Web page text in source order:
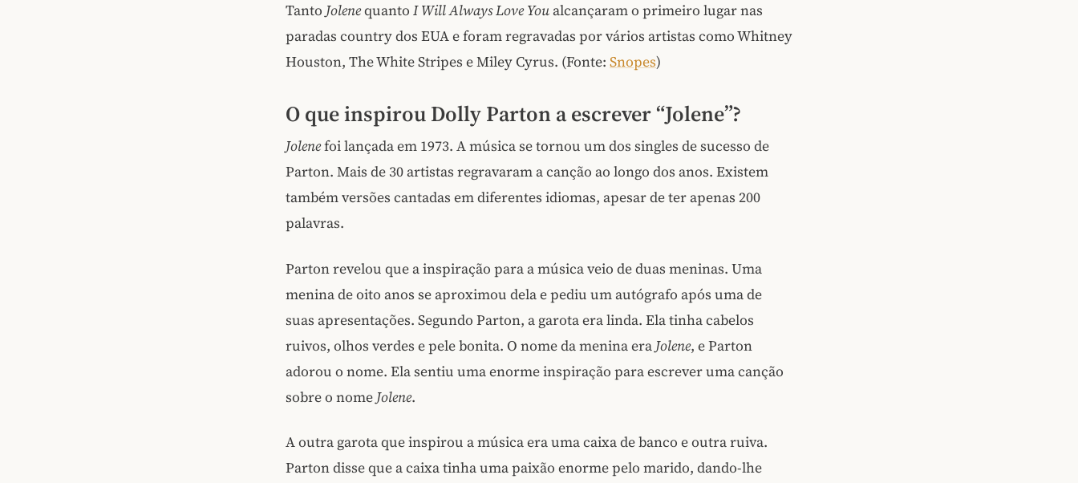
TantoJolenequanto I Will Always Love You alcançaram o primeiro lugar nas
paradas country dos EUA e foram regravadas por vários artistas como Whitney
Houston, The White Stripes e Miley Cyrus. (Fonte: Snopes)
O que inspirou Dolly Parton a escrever “Jolene”?
Jolenefoi lançada em 1973. A música se tornou um dos singles de sucesso de
Parton. Mais de 30 artistas regravaram a canção ao longo dos anos. Existem
também versões cantadas em diferentes idiomas, apesar de ter apenas 200
palavras.
Parton revelou que a inspiração para a música veio de duas meninas. Uma
menina de oito anos se aproximou dela e pediu um autógrafo após uma de
suas apresentações. Segundo Parton, a garota era linda. Ela tinha cabelos
ruivos, olhos verdes e pele bonita. O nome da menina era Jolene, e Parton
adorou o nome. Ela sentiu uma enorme inspiração para escrever uma canção
sobre o nome Jolene.
A outra garota que inspirou a música era uma caixa de banco e outra ruiva.
Parton disse que a caixa tinha uma paixão enorme pelo marido, dando-lhe